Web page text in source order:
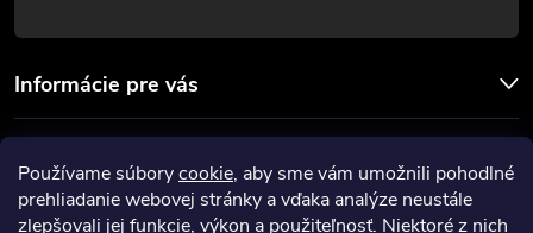
Používame súborycookie, aby sme vám umožnili pohodlné
prehliadanie webovej stránky a vďaka analýze neustále
zlepšovali jej funkcie, výkon a použiteľnosť. Niektoré z nich
Informácie pre vás
Prijímame online platby